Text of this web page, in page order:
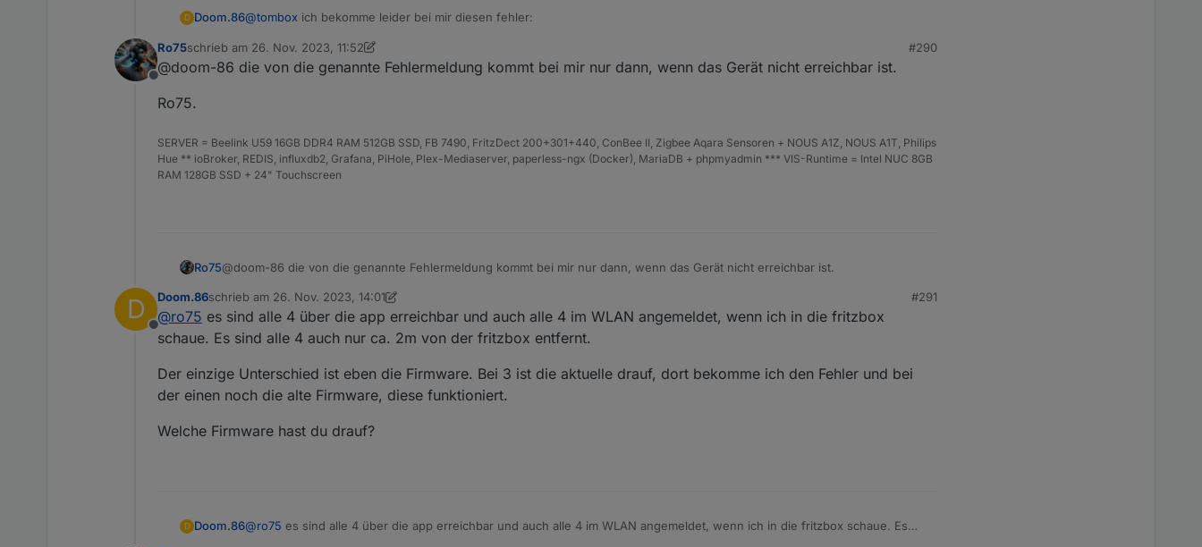
D Doom.86@tombox ich bekomme leider bei mir diesen fehler:
Wann das Update kam, kann ich nicht sicher sagen.
Offline
Ro75schrieb am 26. Nov. 2023, 11:52
zuletzt editiert von Ro75
#290
@doom-86 die von die genannte Fehlermeldung kommt bei mir nur dann, wenn das Gerät nicht erreichbar ist.
Ro75.
SERVER = Beelink U59 16GB DDR4 RAM 512GB SSD, FB 7490, FritzDect 200+301+440, ConBee II, Zigbee Aqara Sensoren + NOUS A1Z, NOUS A1T, Philips
Hue ** ioBroker, REDIS, influxdb2, Grafana, PiHole, Plex-Mediaserver, paperless-ngx (Docker), MariaDB + phpmyadmin *** VIS-Runtime = Intel NUC 8GB
RAM 128GB SSD + 24" Touchscreen
Ro75@doom-86 die von die genannte Fehlermeldung kommt bei mir nur dann, wenn das Gerät nicht erreichbar ist.
Ro75.
D
Offline
Doom.86schrieb am 26. Nov. 2023, 14:01
zuletzt editiert von Doom.86
#291
@ro75 es sind alle 4 über die app erreichbar und auch alle 4 im WLAN angemeldet, wenn ich in die fritzbox
schaue. Es sind alle 4 auch nur ca. 2m von der fritzbox entfernt.
Der einzige Unterschied ist eben die Firmware. Bei 3 ist die aktuelle drauf, dort bekomme ich den Fehler und bei
der einen noch die alte Firmware, diese funktioniert.
Welche Firmware hast du drauf?
D Doom.86@ro75 es sind alle 4 über die app erreichbar und auch alle 4 im WLAN angemeldet, wenn ich in die fritzbox schaue. Es